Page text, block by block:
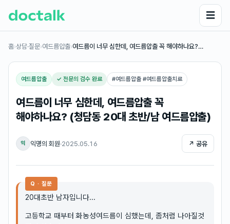
☰
홈›상담·질문›여드름압출›여드름이 너무 심한데, 여드름압출 꼭 해야하나요?…
여드름압출 ✓ 전문의 검수 완료 #여드름압출 #여드름압출치료
여드름이 너무 심한데, 여드름압출 꼭
해야하나요? (청담동 20대 초반/남 여드름압출)
익 익명의 회원·2025.05.16 ↗ 공유
Q · 질문
20대초반 남자입니다...
고등학교 때부터 화농성여드름이 심했는데, 좀처럼 나아질것